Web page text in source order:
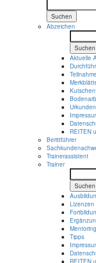
Suchen
Abzeichen
Suchen
Aktuelle
REITEN
Berittführer
Trainerassistent
Trainer
Suchen
Lizenzen
Mentoring
Tipps